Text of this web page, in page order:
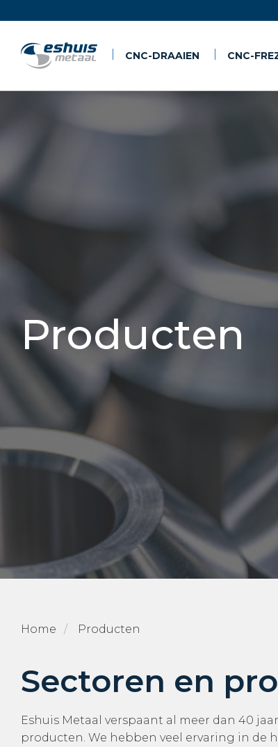
CNC-DRAAIEN CNC-
Producten
Home Producten
Sectoren en
Eshuis Metaal verspaant al meer dan 40
producten. We hebben veel ervaring in de